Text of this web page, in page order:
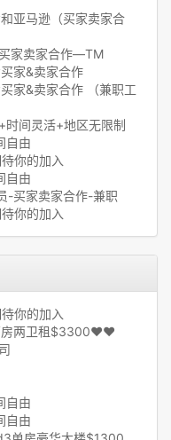
亚马逊（买家卖家合
家卖家合作—TM
家&卖家合作
家&卖家合作 （兼职工
时间灵活+地区无限制
自由
你的加入
自由
-买家卖家合作-兼职
你的加入
你的加入
房两卫租$3300❤❤
自由
自由